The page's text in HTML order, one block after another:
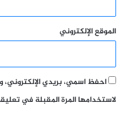
الموقع الإلكتروني
احفظ اسمي، بريدي الإلكتروني،
لاستخدامها المرة المقبلة في